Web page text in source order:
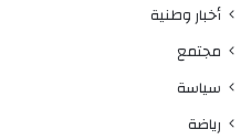
أخبار وطنية
مجتمع
سياسة
رياضة